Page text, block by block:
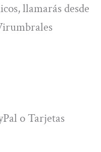
llamarás desde
o Tarjetas